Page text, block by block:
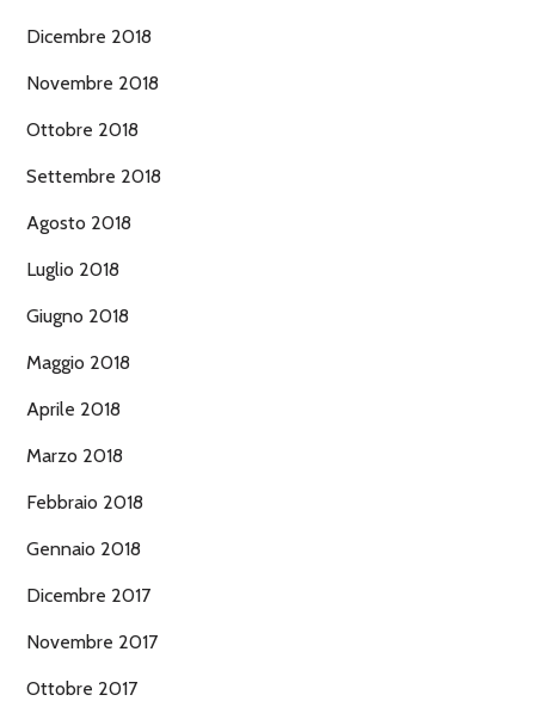
Dicembre 2018
Novembre 2018
Ottobre 2018
Settembre 2018
Agosto 2018
Luglio 2018
Giugno 2018
Maggio 2018
Aprile 2018
Marzo 2018
Febbraio 2018
Gennaio 2018
Dicembre 2017
Novembre 2017
Ottobre 2017